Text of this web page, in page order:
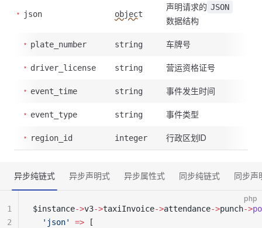
json object
声明请求的 JSON
数据结构
plate_number string 车牌号
driver_license string 营运资格证号
event_time string 事件发生时间
event_type string 事件类型
region_id integer 行政区划ID
异步纯链式 异步声明式 异步属性式 同步纯链式 同步声
php
$instance->v3->taxiInvoice->attendance->punch->
  'json'
=> [
1
2